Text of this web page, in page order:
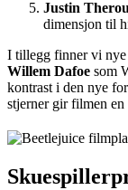
Justin
dimensjon til
I tillegg finner vi nye
Willem Dafoe som
kontrast i den nye
stjerner gir filmen